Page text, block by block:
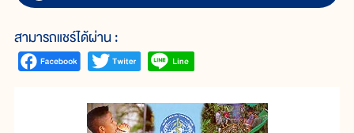
สามารถแชร์ได้ผ่าน :